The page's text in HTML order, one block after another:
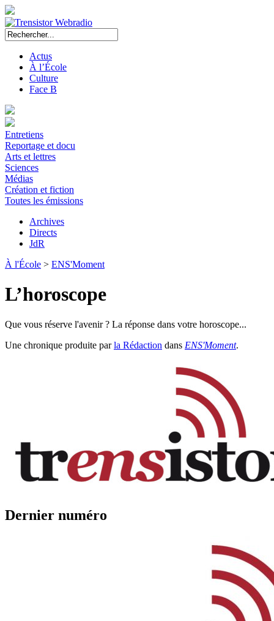
Actus
À l’École
Culture
Face B
Entretiens
Reportage et docu
Arts et lettres
Sciences
Médias
Création et fiction
Toutes les émissions
Archives
Directs
JdR
À l'École > ENS'Moment
L’horoscope
Que vous réserve l'avenir ? La réponse dans votre horoscope...
Une chronique produite parla Rédaction dans ENS'Moment.
Dernier numéro